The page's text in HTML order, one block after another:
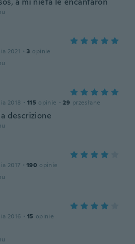
2021 · 3 opinie
2018 · 115 opinie · 29 przesłane
descrizione
2017 · 190 opinie
2016 · 15 opinie